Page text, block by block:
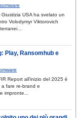
USA ha svelato un
Volodymyr Viktorovich
Play, Ransomhub e
Report all’inizio del 2025 è
a fare re-brand e
impronte...